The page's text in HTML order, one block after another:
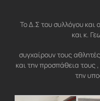
Το Δ.Σ του συλλόγου και
και κ.
συγχαίρουν τους
και την προσπάθεια τους
την